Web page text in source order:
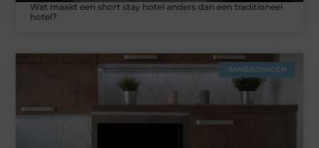
Wat maakt een short stay hotel anders dan een traditioneel
hotel?
AANBIEDINGEN